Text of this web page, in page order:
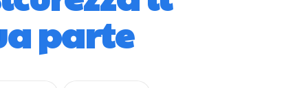
parte